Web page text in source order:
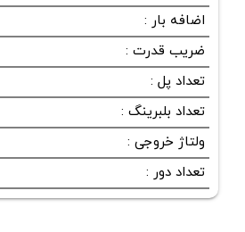
اضافه بار :
ضریب قدرت :
تعداد پل :
تعداد بلبرینگ :
ولتاژ خروجی :
تعداد دور :